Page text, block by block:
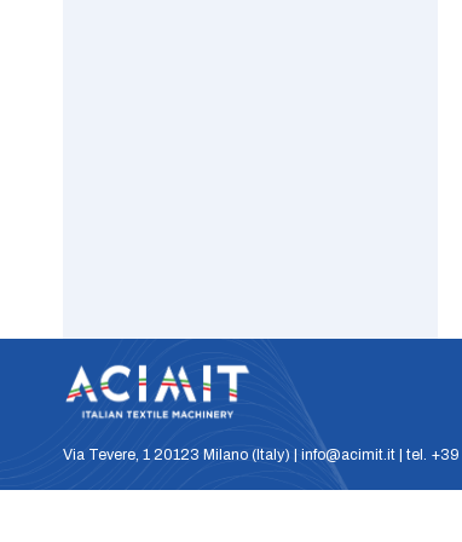
Via Tevere, 1 20123 Milano (Italy) | info@acimit.it | tel.